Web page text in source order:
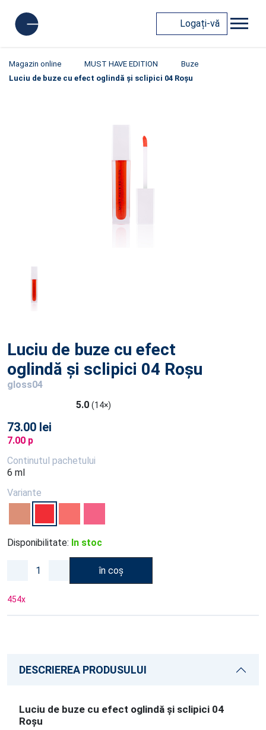
Logați-vă
Magazin online MUST HAVE EDITION
Buze
Luciu de buze cu efect oglindă și sclipici 04 Roșu
Luciu de buze cu efect
oglindă și sclipici 04 Roșu
gloss04
5.0 (14×)
73.00 lei
7.00 p
Continutul pachetului
6 ml
Variante
Disponibilitate: In stoc
în coș
454x
DESCRIEREA PRODUSULUI
Luciu de buze cu efect oglindă și sclipici 04
Roșu